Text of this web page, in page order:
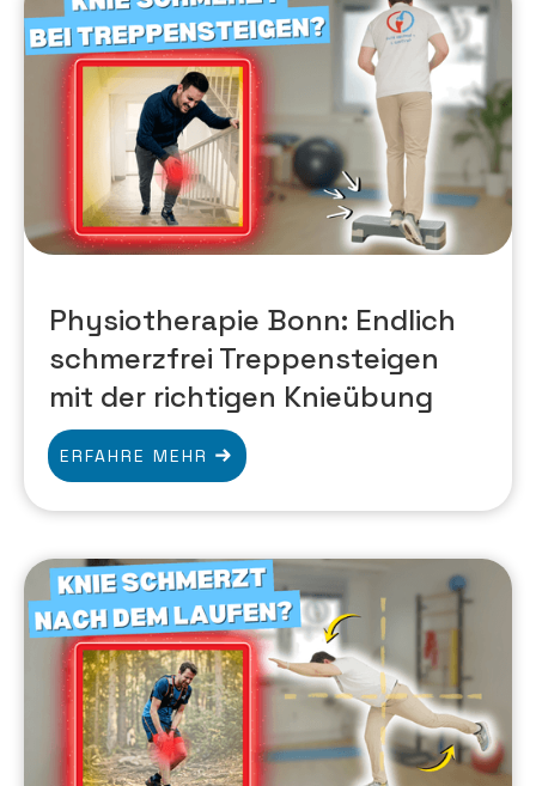
Physiotherapie Bonn: Endlich
schmerzfrei Treppensteigen
mit der richtigen Knieübung
ERFAHRE MEHR